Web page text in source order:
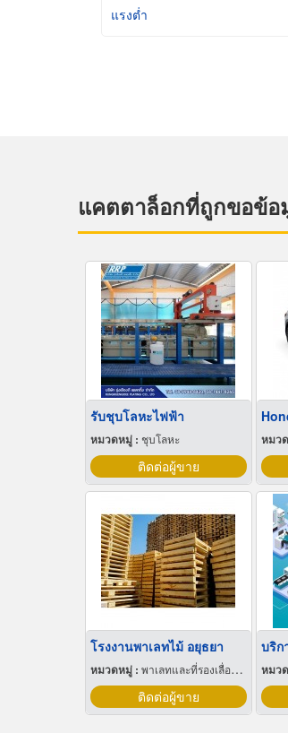
แรงต่ำ
แคตตาล็อกที่ถูกขอข้อ
รับชุบโลหะไฟฟ้า
หมวดหมู่ : ชุบโลหะ
ติดต่อผู้ขาย
หมว
โรงงานพาเลทไม้ อยุธยา
หมวดหมู่ : พาเลทและที่รองเลื่อนกะบะ
ติดต่อผู้ขาย
หมว